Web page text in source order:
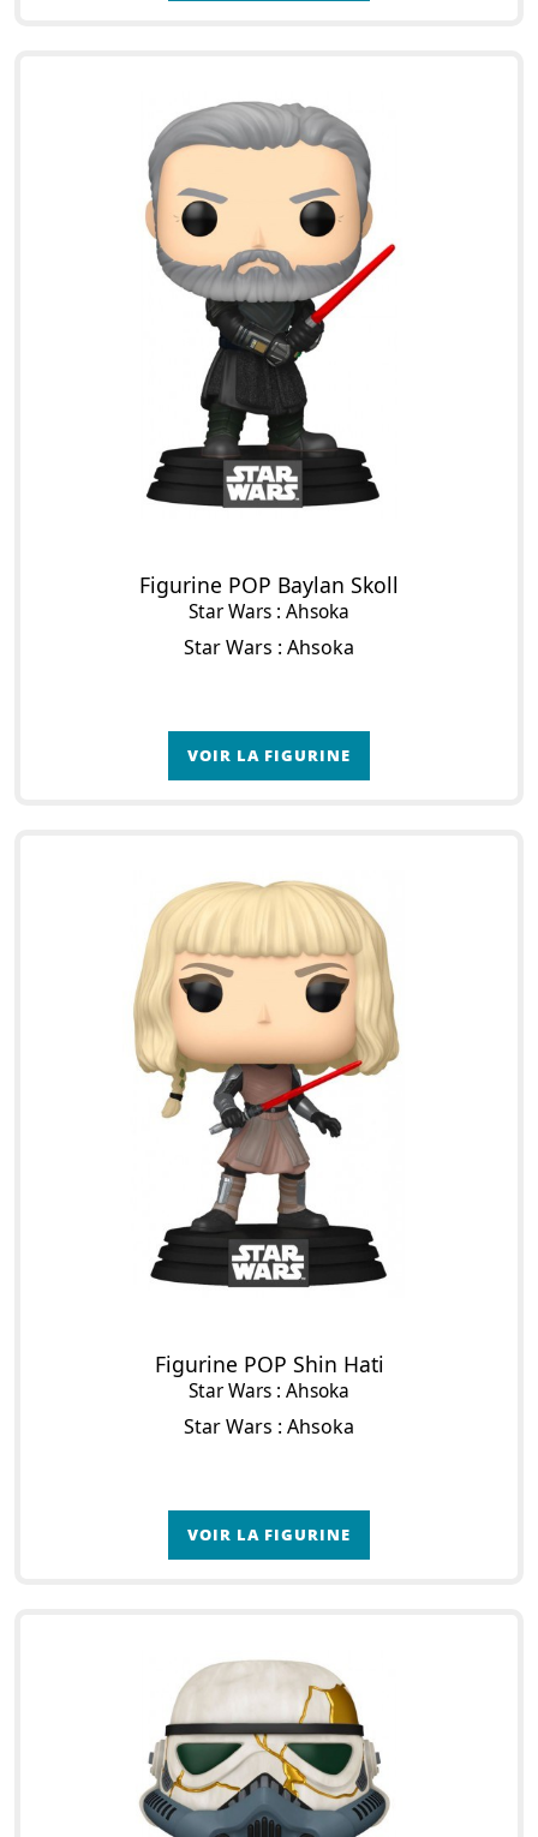
Figurine POP Baylan Skoll
Star Wars : Ahsoka
Star Wars : Ahsoka
VOIR LA FIGURINE
Figurine POP Shin Hati
Star Wars : Ahsoka
Star Wars : Ahsoka
VOIR LA FIGURINE